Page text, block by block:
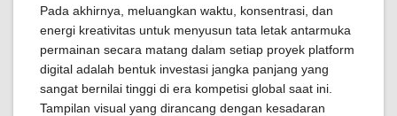
Pada akhirnya, meluangkan waktu, konsentrasi, dan
energi kreativitas untuk menyusun tata letak antarmuka
permainan secara matang dalam setiap proyek platform
digital adalah bentuk investasi jangka panjang yang
sangat bernilai tinggi di era kompetisi global saat ini.
Tampilan visual yang dirancang dengan kesadaran